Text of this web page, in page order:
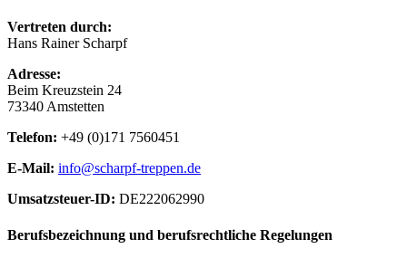
Vertreten durch:
Hans Rainer Scharpf
Adresse:
Beim Kreuzstein 24
73340 Amstetten
Telefon: +49 (0)171 7560451
E-Mail: info@scharpf-treppen.de
Umsatzsteuer-ID: DE222062990
Berufsbezeichnung und berufsrechtliche Regelungen